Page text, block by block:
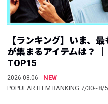
【ランキング】いま、最
が集まるアイテムは？ ｜
TOP15
2026.08.06
NEW
POPULAR ITEM RANKING 7/30~8/5